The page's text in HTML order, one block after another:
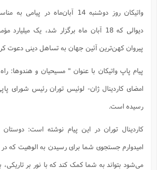
واتیکان روز دوشنبه 14 آبان‌ماه در
دیوالی که 18 آبان ماه برگزار شد، یک
پیروان کهن‌ترین آئین جهان به تساهل دینی دعوت
پیام پاپ واتیکان با عنوان " مسیحیان و هندوها:
امضای کاردینال ژان- لوئیس توران رئیس شورای
رسیده است.
کاردینال توران در این پیام نوشته است: دوستان
امیدوارم جستجوی شما برای رسیدن به الوهیت که در
می‌شود بتواند به شما کمک کند که با نور بر تاریکی،